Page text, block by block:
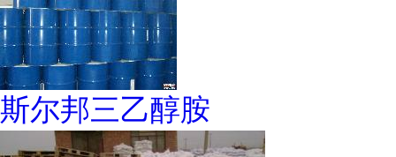
斯尔邦三乙醇胺